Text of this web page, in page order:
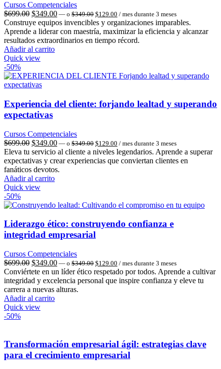
Cursos Competenciales
$699.00 El
precio
original
era:
$699.00.
$349.00El
precio
actual
es:
— o $349.00 El
precio
original
era:
$349.00.
$129.00 El
precio
actual
es:
$129.00.
/ mes durante 3 meses
Construye equipos invencibles y organizaciones imparables.
Aprende a liderar con maestría, maximizar la eficiencia y alcanzar
resultados extraordinarios en tiempo récord.
Añadir al carrito
Quick view
-50%
Experiencia del cliente: forjando lealtad y superando
expectativas
Cursos Competenciales
$699.00 El
precio
original
era:
$699.00.
$349.00El
precio
actual
es:
— o $349.00 El
precio
original
era:
$129.00 El
precio
actual
es:
/ mes durante 3 meses
Eleva tu servicio al cliente a niveles legendarios. Aprende a superar
expectativas y crear experiencias que conviertan clientes en
fanáticos devotos.
Añadir al carrito
Quick view
-50%
Liderazgo ético: construyendo confianza e
integridad empresarial
Cursos Competenciales
$699.00 El
precio
original
era:
$699.00.
$349.00El
precio
actual
es:
— o $349.00 El
precio
original
era:
$129.00 El
precio
actual
es:
/ mes durante 3 meses
Conviértete en un líder ético respetado por todos. Aprende a cultivar
integridad y excelencia personal que inspire confianza y eleve tu
carrera a nuevas alturas.
Añadir al carrito
Quick view
-50%
Transformación empresarial ágil: estrategias clave
para el crecimiento empresarial